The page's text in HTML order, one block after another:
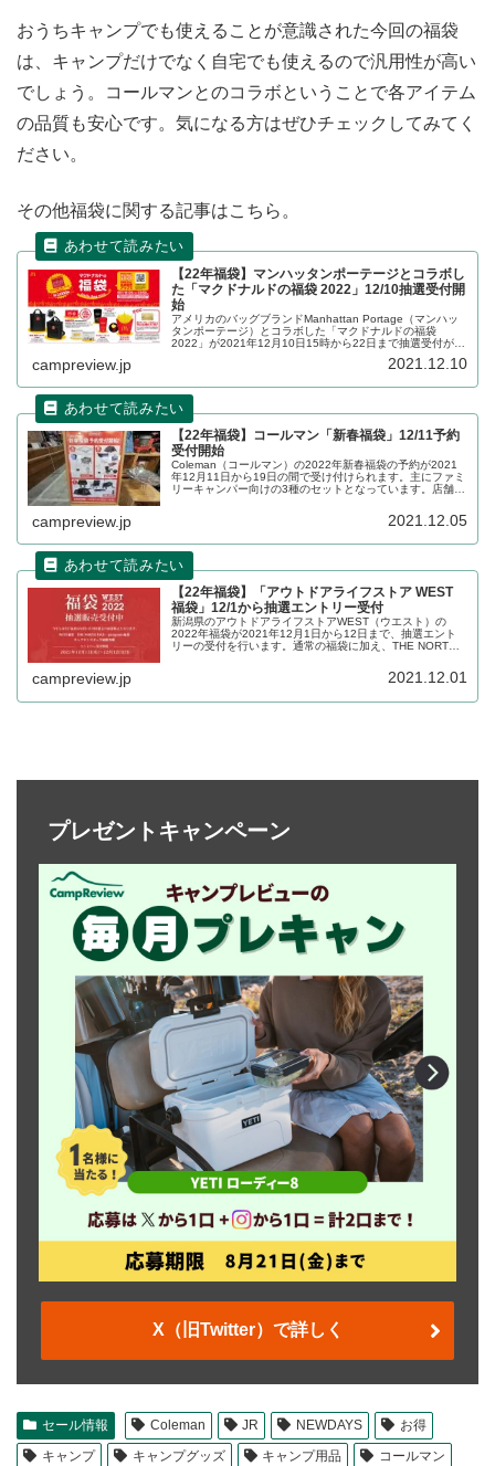
おうちキャンプでも使えることが意識された今回の福袋
は、キャンプだけでなく自宅でも使えるので汎用性が高い
でしょう。コールマンとのコラボということで各アイテム
の品質も安心です。気になる方はぜひチェックしてみてく
ださい。
その他福袋に関する記事はこちら。
【22年福袋】マンハッタンポーテージとコラボし
た「マクドナルドの福袋 2022」12/10抽選受付開
始
アメリカのバッグブランドManhattan Portage（マンハッ
タンポーテージ）とコラボした「マクドナルドの福袋
2022」が2021年12月10日15時から22日まで抽選受付が行
campreview.jp 2021.12.10
【22年福袋】コールマン「新春福袋」12/11予約
受付開始
Coleman（コールマン）の2022年新春福袋の予約が2021
年12月11日から19日の間で受け付けられます。主にファミ
リーキャンパー向けの3種のセットとなっています。店舗の
campreview.jp 2021.12.05
【22年福袋】「アウトドアライフストア WEST
福袋」12/1から抽選エントリー受付
新潟県のアウトドアライフストアWEST（ウエスト）の
2022年福袋が2021年12月1日から12日まで、抽選エント
リーの受付を行います。通常の福袋に加え、THE NORTH
campreview.jp 2021.12.01
プレゼントキャンペーン
X（旧Twitter）で詳しく
セール情報 Coleman JR NEWDAYS
お得
キャンプ
キャンプグッズ キャンプ用品
コールマン